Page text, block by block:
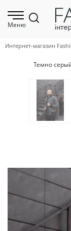
Меню
Интернет-магазин
Темно